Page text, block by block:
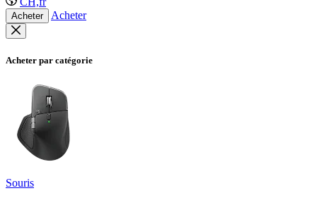
Acheter Acheter
Acheter par catégorie
Souris